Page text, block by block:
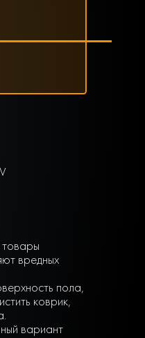
вредных
пола,
коврик,
вариант